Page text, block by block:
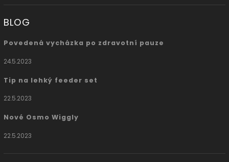
BLOG
Povedená vycházka po zdravotní pauze
24.5.2023
Tip na lehký feeder set
22.5.2023
Nové Osmo Wiggly
22.5.2023